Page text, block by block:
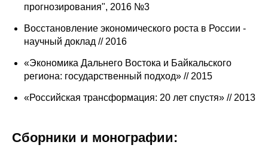
Об аспирантуре
Поступление
Обучение
Нормативные документы
Диссертационный совет
прогнозирования", 2016 №3
Восстановление экономического роста в России -
научный доклад // 2016
«Экономика Дальнего Востока и Байкальского
региона: государственный подход» // 2015
«Российская трансформация: 20 лет спустя» // 2013
Сборники и монографии: